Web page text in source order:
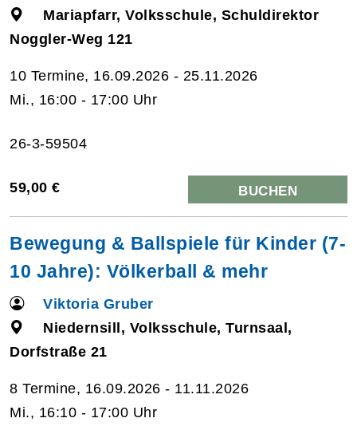
Mariapfarr, Volksschule, Schuldirektor
Noggler-Weg 121
10 Termine, 16.09.2026 - 25.11.2026
Mi., 16:00 - 17:00 Uhr
26-3-59504
59,00 € BUCHEN
Bewegung & Ballspiele für Kinder (7-
10 Jahre): Völkerball & mehr
Viktoria Gruber
Niedernsill, Volksschule, Turnsaal,
Dorfstraße 21
8 Termine, 16.09.2026 - 11.11.2026
Mi., 16:10 - 17:00 Uhr